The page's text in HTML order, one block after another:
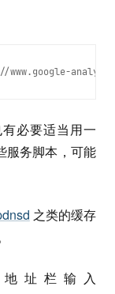
有必要适当用一
服务脚本，可能
之类的缓存
址栏输入